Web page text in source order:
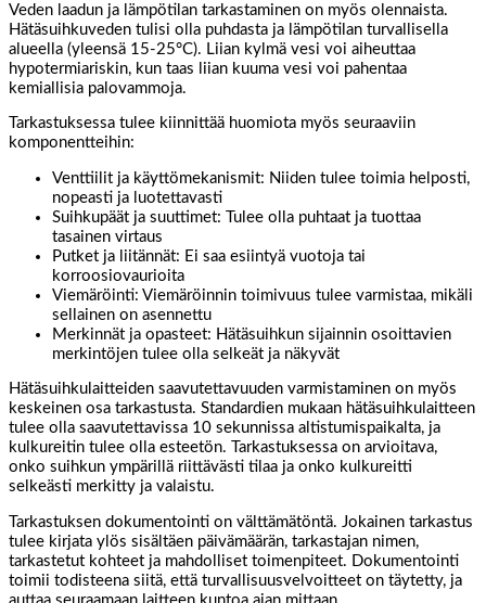
Veden laadun ja lämpötilan tarkastaminen on myös olennaista.
Hätäsuihkuveden tulisi olla puhdasta ja lämpötilan turvallisella
alueella (yleensä 15-25°C). Liian kylmä vesi voi aiheuttaa
hypotermiariskin, kun taas liian kuuma vesi voi pahentaa
kemiallisia palovammoja.
Tarkastuksessa tulee kiinnittää huomiota myös seuraaviin
komponentteihin:
Venttiilit ja käyttömekanismit: Niiden tulee toimia helposti,
nopeasti ja luotettavasti
Suihkupäät ja suuttimet: Tulee olla puhtaat ja tuottaa
tasainen virtaus
Putket ja liitännät: Ei saa esiintyä vuotoja tai
korroosiovaurioita
Viemäröinti: Viemäröinnin toimivuus tulee varmistaa, mikäli
sellainen on asennettu
Merkinnät ja opasteet: Hätäsuihkun sijainnin osoittavien
merkintöjen tulee olla selkeät ja näkyvät
Hätäsuihkulaitteiden saavutettavuuden varmistaminen on myös
keskeinen osa tarkastusta. Standardien mukaan hätäsuihkulaitteen
tulee olla saavutettavissa 10 sekunnissa altistumispaikalta, ja
kulkureitin tulee olla esteetön. Tarkastuksessa on arvioitava,
onko suihkun ympärillä riittävästi tilaa ja onko kulkureitti
selkeästi merkitty ja valaistu.
Tarkastuksen dokumentointi on välttämätöntä. Jokainen tarkastus
tulee kirjata ylös sisältäen päivämäärän, tarkastajan nimen,
tarkastetut kohteet ja mahdolliset toimenpiteet. Dokumentointi
toimii todisteena siitä, että turvallisuusvelvoitteet on täytetty, ja